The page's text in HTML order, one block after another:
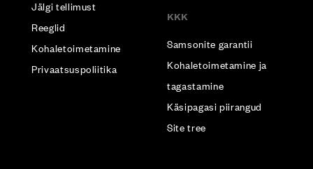
Jälgi tellimust
Reeglid
Kohaletoimetamine
Privaatsuspoliitika
KKK
Samsonite garantii
Kohaletoimetamine ja
tagastamine
Käsipagasi piirangud
Site tree